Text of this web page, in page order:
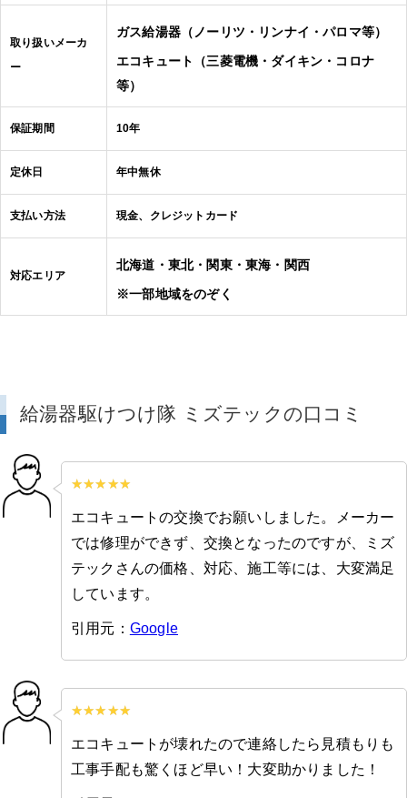
取り扱いメーカ
ー
ガス給湯器（ノーリツ・リンナイ・パロマ等）
エコキュート（三菱電機・ダイキン・コロナ
等）
保証期間 10年
定休日 年中無休
支払い方法 現金、クレジットカード
対応エリア
北海道・東北・関東・東海・関西
※一部地域をのぞく
給湯器駆けつけ隊 ミズテックの口コミ
エコキュートの交換でお願いしました。メーカー
では修理ができず、交換となったのですが、ミズ
テックさんの価格、対応、施工等には、大変満足
しています。
引用元： Google
エコキュートが壊れたので連絡したら見積もりも
工事手配も驚くほど早い！大変助かりました！